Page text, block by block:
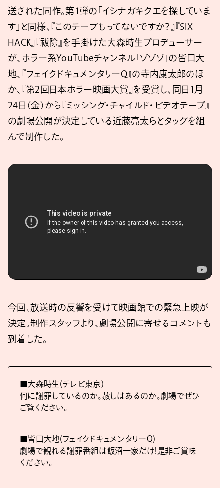
送された同作。第1弾の「イシナガキクエを探していま
す」と同様、『このテープもってないですか？』『SIX
HACK』『祓除』を手掛けた大森時生プロデューサー
が、ホラー系YouTubeチャンネル「ゾゾゾ」の皆口大
地、『フェイクドキュメンタリーQ』の寺内康太郎のほ
か、『第2回日本ホラー映画大賞』を受賞し、同日1月
24日（金）から『ミッシング・チャイルド・ビデオテープ』
の劇場公開が決定している近藤亮太らとタッグを組
んで制作した。
今回、放送時の反響を受けて映画館での緊急上映が
決定。制作スタッフより、劇場公開に寄せるコメントも
到着した。
■大森時生(テレビ東京)
何に謝罪しているのか。赦しはあるのか。劇場でぜひ
ご覧ください。
■皆口大地(フェイクドキュメンタリーQ)
劇場で観れる謝罪番組は飯沼一家だけ!是非ご賞味
ください。